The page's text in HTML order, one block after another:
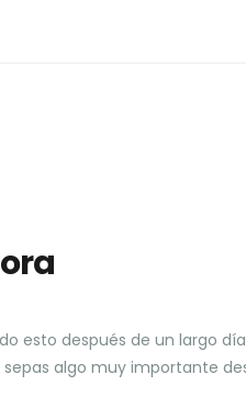
esto después de un largo
algo muy importante